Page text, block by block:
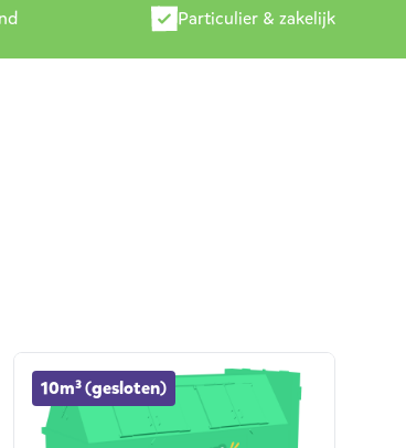
Particulier & zakelijk
10m³ (gesloten)
10m³ (gesloten) container huren